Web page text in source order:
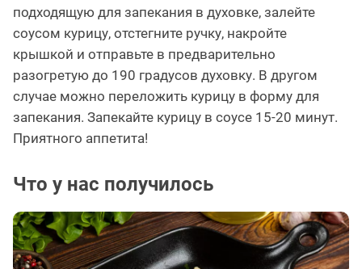
подходящую для запекания в духовке, залейте
соусом курицу, отстегните ручку, накройте
крышкой и отправьте в предварительно
разогретую до 190 градусов духовку. В другом
случае можно переложить курицу в форму для
запекания. Запекайте курицу в соусе 15-20 минут.
Приятного аппетита!
Что у нас получилось